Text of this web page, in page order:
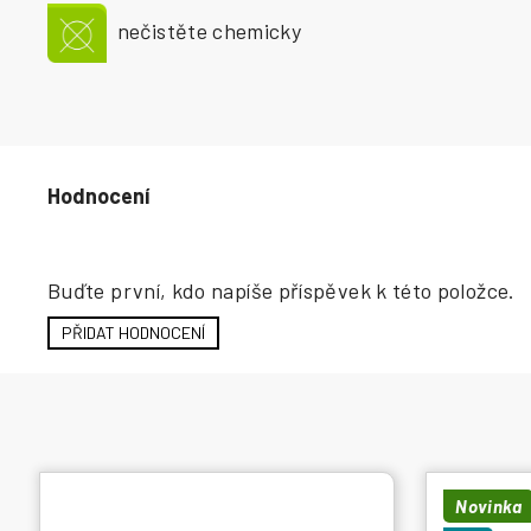
Novinka
Buďte první, kdo napíše příspěvek k této položce.
PŘIDAT HODNOCENÍ
nečistěte chemicky